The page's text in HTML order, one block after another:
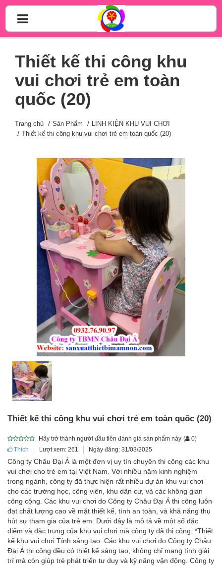
Thiết kế thi công khu
vui chơi trẻ em toàn
quốc (20)
Trang chủ Sản Phẩm
LINH KIỆN KHU VUI CHƠI
Thiết kế thi công khu vui chơi trẻ em toàn quốc (20)
Thiết kế thi công khu vui chơi trẻ em toàn quốc (20)
Hãy trở thành người đầu tiên đánh giá sản phẩm này ( 0)
Thích
Lượt xem: 261 Ngày đăng: 31/03/2025
Công ty Châu Đại Á là một đơn vị uy tín chuyên thi công các khu
vui chơi cho trẻ em tại Việt Nam. Với nhiều năm kinh nghiệm
trong ngành, công ty đã thực hiện rất nhiều dự án khu vui chơi
cho các trường học, công viên, khu dân cư, và các không gian
công cộng. Các khu vui chơi do Công ty Châu Đại Á thi công luôn
đạt chất lượng cao về mặt thiết kế, tính an toàn, và khả năng thu
hút sự tham gia của trẻ em. Dưới đây là mô tả về một số đặc
điểm và đặc trưng của khu vui chơi mà công ty đã thi công: *Thiết
kế khu vui chơi Tính sáng tạo: Các khu vui chơi do Công ty Châu
Đại Á thi công đều có thiết kế sáng tạo, không chỉ mang tính giải
trí mà còn giúp trẻ phát triển tư duy và kỹ năng vận động. Công ty